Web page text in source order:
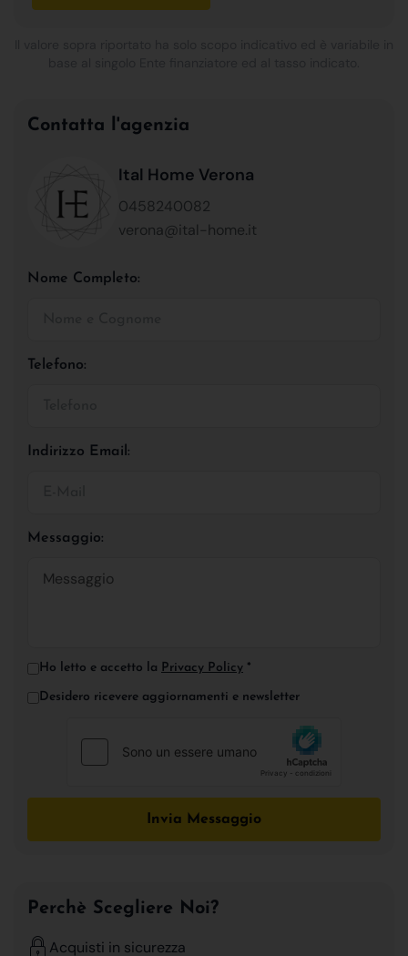
Contatta l'agenzia
Ital Home Verona
0458240082
verona@ital-home.it
Nome Completo:
Telefono:
Indirizzo Email:
Messaggio:
Ho letto e accetto la Privacy Policy *
Desidero ricevere aggiornamenti e newsletter
Invia Messaggio
Perchè Scegliere Noi?
Acquisti in sicurezza